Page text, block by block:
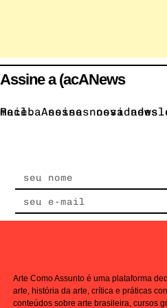
Assine a (acANews
Receba nossas novidades e conteúdos por e-mail. Assine
Arte Como Assunto é uma plataforma
arte, história da arte, crítica e práticas
conteúdos sobre arte brasileira, cursos